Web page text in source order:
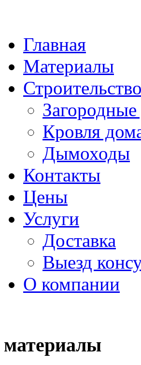
Главная
Материалы
Строительство
Загородные
Кровля
Дымоходы
Контакты
Цены
Услуги
Доставка
Выезд
О компании
материалы